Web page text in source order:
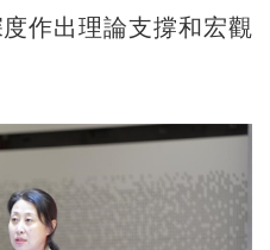
作出理論支撐和宏觀